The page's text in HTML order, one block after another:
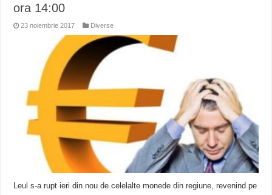
ora 14:00​
23 noiembrie 2017 Diverse
Leul s-a rupt ieri din nou de celelalte monede din regiune, revenind pe